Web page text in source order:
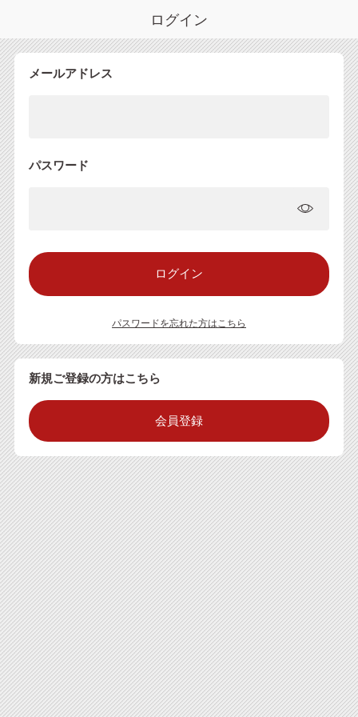
ログイン
メールアドレス
パスワード
パスワードを忘れた方はこちら
新規ご登録の方はこちら
会員登録